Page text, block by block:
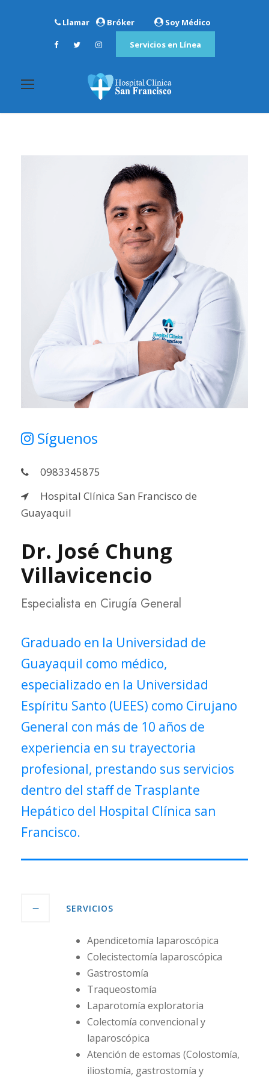
Llamar Bróker Soy Médico
Servicios en Línea
Síguenos
0983345875
Hospital Clínica San Francisco de
Guayaquil
Dr. José Chung
Villavicencio
Especialista en Cirugía General
Graduado en la Universidad de
Guayaquil como médico,
especializado en la Universidad
Espíritu Santo (UEES) como Cirujano
General con más de 10 años de
experiencia en su trayectoria
profesional, prestando sus servicios
dentro del staff de Trasplante
Hepático del Hospital Clínica san
Francisco.
SERVICIOS
Apendicetomía laparoscópica
Colecistectomía laparoscópica
Gastrostomía
Traqueostomía
Laparotomía exploratoria
Colectomía convencional y
laparoscópica
Atención de estomas (Colostomía,
iliostomía, gastrostomía y